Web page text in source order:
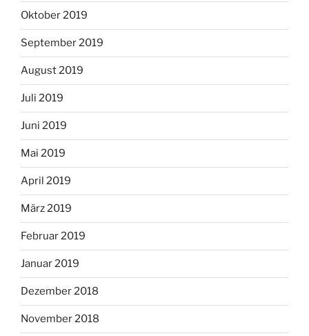
Oktober 2019
September 2019
August 2019
Juli 2019
Juni 2019
Mai 2019
April 2019
März 2019
Februar 2019
Januar 2019
Dezember 2018
November 2018